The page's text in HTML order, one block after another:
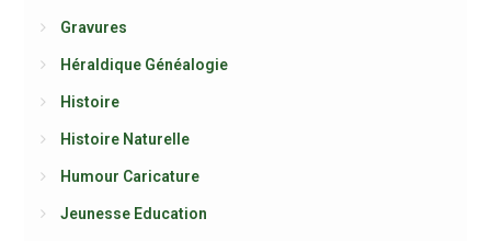
Gravures
Héraldique Généalogie
Histoire
Histoire Naturelle
Humour Caricature
Jeunesse Education